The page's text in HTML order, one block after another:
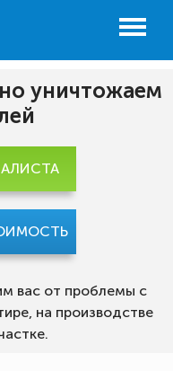
уничтожаем
вас от проблемы с
на производстве